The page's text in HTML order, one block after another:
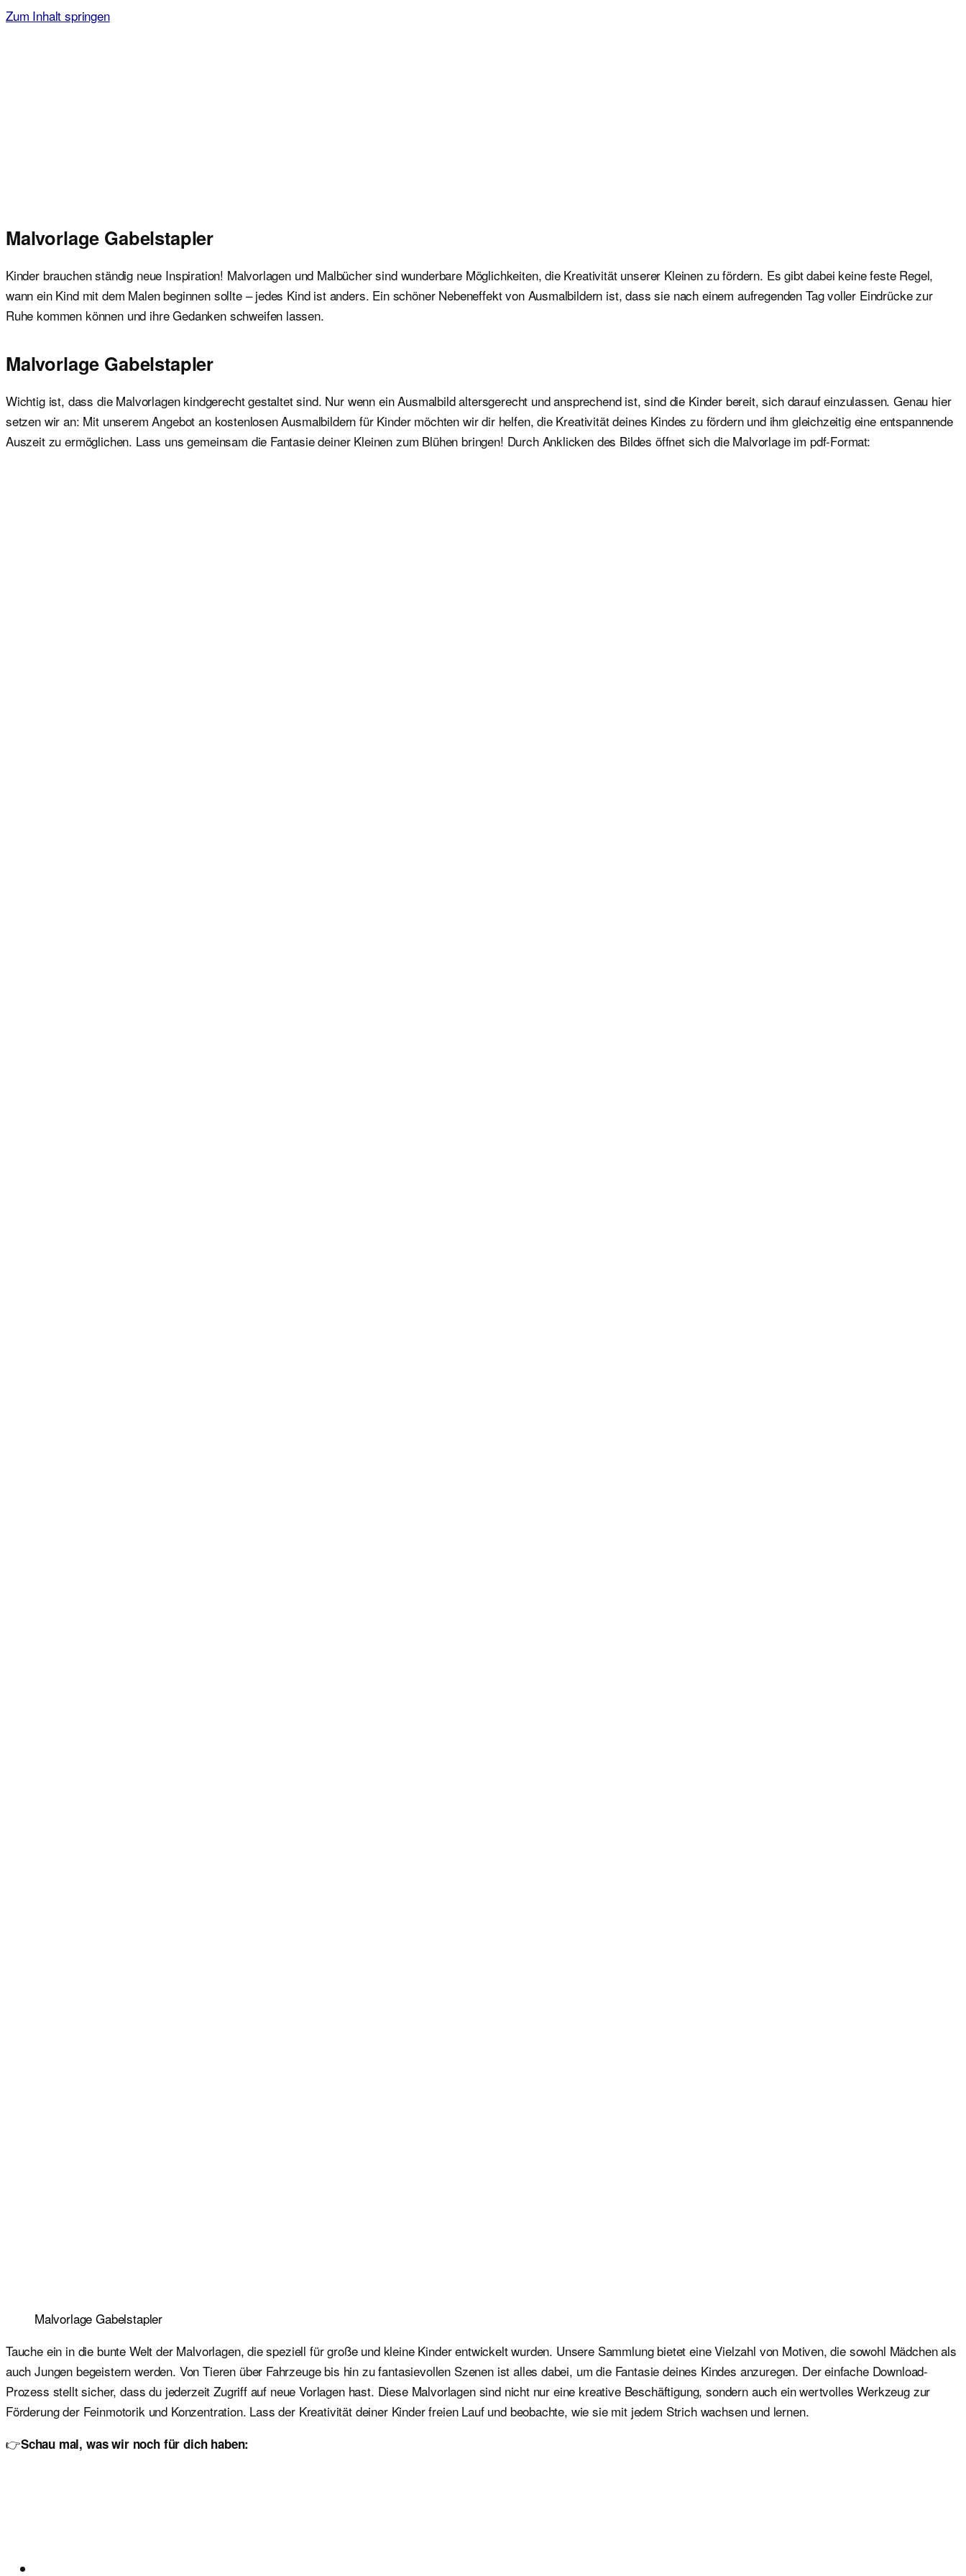
Zum Inhalt springen
Malvorlage Gabelstapler
Kinder brauchen ständig neue Inspiration! Malvorlagen und Malbücher sind wunderbare Möglichkeiten, die Kreativität unserer Kleinen zu fördern. Es gibt dabei keine feste Regel,
wann ein Kind mit dem Malen beginnen sollte – jedes Kind ist anders. Ein schöner Nebeneffekt von Ausmalbildern ist, dass sie nach einem aufregenden Tag voller Eindrücke zur
Ruhe kommen können und ihre Gedanken schweifen lassen.
Malvorlage Gabelstapler
Wichtig ist, dass die Malvorlagen kindgerecht gestaltet sind. Nur wenn ein Ausmalbild altersgerecht und ansprechend ist, sind die Kinder bereit, sich darauf einzulassen. Genau hier
setzen wir an: Mit unserem Angebot an kostenlosen Ausmalbildern für Kinder möchten wir dir helfen, die Kreativität deines Kindes zu fördern und ihm gleichzeitig eine entspannende
Auszeit zu ermöglichen. Lass uns gemeinsam die Fantasie deiner Kleinen zum Blühen bringen! Durch Anklicken des Bildes öffnet sich die Malvorlage im pdf-Format:
Malvorlage Gabelstapler
Tauche ein in die bunte Welt der Malvorlagen, die speziell für große und kleine Kinder entwickelt wurden. Unsere Sammlung bietet eine Vielzahl von Motiven, die sowohl Mädchen als
auch Jungen begeistern werden. Von Tieren über Fahrzeuge bis hin zu fantasievollen Szenen ist alles dabei, um die Fantasie deines Kindes anzuregen. Der einfache Download-
Prozess stellt sicher, dass du jederzeit Zugriff auf neue Vorlagen hast. Diese Malvorlagen sind nicht nur eine kreative Beschäftigung, sondern auch ein wertvolles Werkzeug zur
Förderung der Feinmotorik und Konzentration. Lass der Kreativität deiner Kinder freien Lauf und beobachte, wie sie mit jedem Strich wachsen und lernen.
👉Schau mal, was wir noch für dich haben: